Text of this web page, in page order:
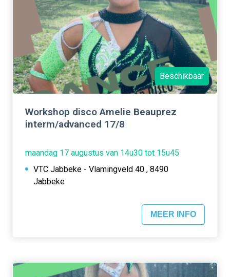
Beschikbaar
Workshop disco Amelie Beauprez
interm/advanced 17/8
maandag 17 augustus van 14u30 tot 15u45
VTC Jabbeke - Vlamingveld 40 , 8490
Jabbeke
MEER INFO